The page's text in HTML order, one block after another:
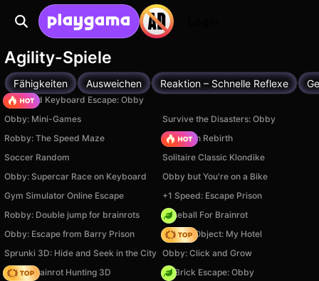
Agility-Spiele
Fähigkeiten Ausweichen Reaktion – Schnelle Reflexe
+1 Speed Keyboard Escape: Obby
Obby: Mini-Games
Survive the Disasters: Obby
Robby: The Speed Maze
Stickman Rebirth
Soccer Random
Solitaire Classic Klondike
Obby: Supercar Race on Keyboard
Obby but You're on a Bike
Gym Simulator Online Escape
+1 Speed: Escape Prison
Robby: Double jump for brainrots
Baseball For Brainrot
Obby: Escape from Barry Prison
Hidden Object: My Hotel
Sprunki 3D: Hide and Seek in the City Obby: Click and Grow
Italian Brainrot Hunting 3D
+1 Brick Escape: Obby